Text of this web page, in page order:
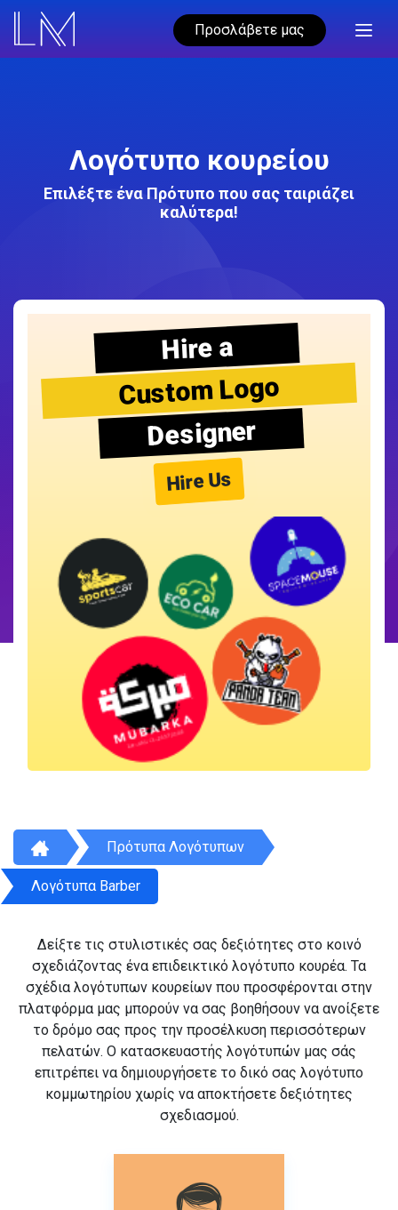
Προσλάβετε μας
Λογότυπο κουρείου
Επιλέξτε ένα Πρότυπο που σας ταιριάζει
καλύτερα!
Hire a
Custom Logo
Designer
Hire Us
Πρότυπα Λογότυπων
Λογότυπα Barber
Δείξτε τις στυλιστικές σας δεξιότητες στο κοινό
σχεδιάζοντας ένα επιδεικτικό λογότυπο κουρέα. Τα
σχέδια λογότυπων κουρείων που προσφέρονται στην
πλατφόρμα μας μπορούν να σας βοηθήσουν να ανοίξετε
το δρόμο σας προς την προσέλκυση περισσότερων
πελατών. Ο κατασκευαστής λογότυπών μας σάς
επιτρέπει να δημιουργήσετε το δικό σας λογότυπο
κομμωτηρίου χωρίς να αποκτήσετε δεξιότητες
σχεδιασμού.